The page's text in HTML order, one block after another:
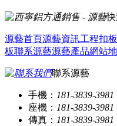
源藝首頁源藝資訊工程扣板
板聯系源藝源藝產品網站
聯系源藝
手機： 181-3839-3981
座機： 181-3839-3981
傳真： 181-3839-3981